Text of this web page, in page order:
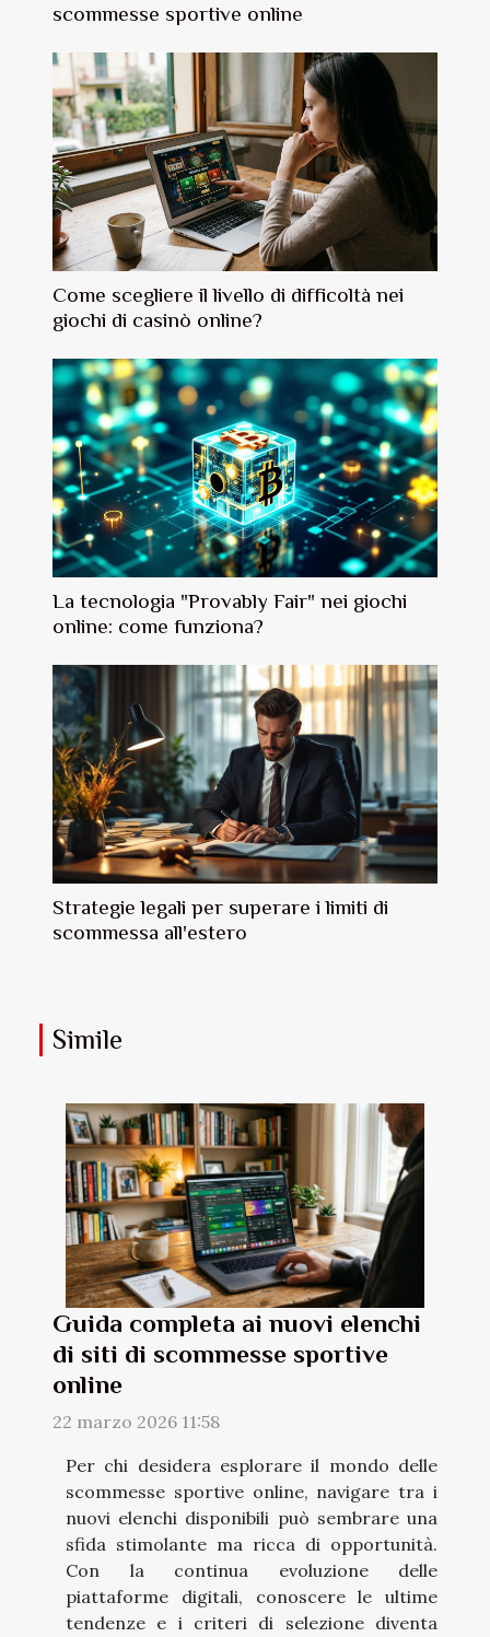
scommesse sportive online
Come scegliere il livello di difficoltà nei
giochi di casinò online?
La tecnologia "Provably Fair" nei giochi
online: come funziona?
Strategie legali per superare i limiti di
scommessa all'estero
Simile
Guida completa ai nuovi elenchi
di siti di scommesse sportive
online
22 marzo 2026 11:58
Per chi desidera esplorare il mondo delle
scommesse sportive online, navigare tra i
nuovi elenchi disponibili può sembrare una
sfida stimolante ma ricca di opportunità.
Con la continua evoluzione delle
piattaforme digitali, conoscere le ultime
tendenze e i criteri di selezione diventa